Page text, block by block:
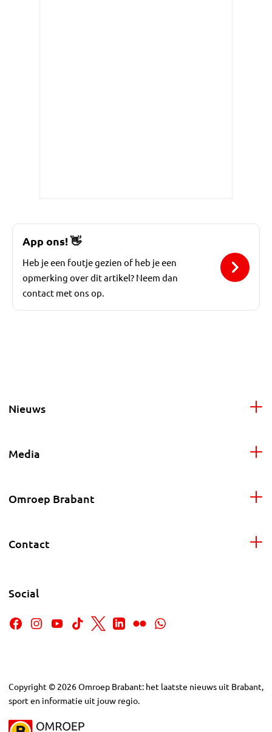
App ons!👋
Heb je een foutje gezien of heb je een
opmerking over dit artikel? Neem dan
contact met ons op.
Nieuws
Media
Omroep Brabant
Contact
Social
Copyright © 2026Omroep Brabant: het laatste nieuws uit Brabant,
sport en informatie uit jouw regio.